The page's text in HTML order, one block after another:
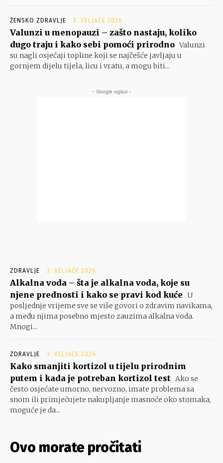
ŽENSKO ZDRAVLJE 5. VELJAČE 2026.
Valunzi u menopauzi – zašto nastaju, koliko
dugo traju i kako sebi pomoći prirodno Valunzi
su nagli osjećaji topline koji se najčešće javljaju u
gornjem dijelu tijela, licu i vratu, a mogu biti...
- Google oglasi -
ZDRAVLJE 3. VELJAČE 2026.
Alkalna voda – šta je alkalna voda, koje su
njene prednosti i kako se pravi kod kuće U
posljednje vrijeme sve se više govori o zdravim navikama,
a među njima posebno mjesto zauzima alkalna voda.
Mnogi...
ZDRAVLJE 3. VELJAČE 2026.
Kako smanjiti kortizol u tijelu prirodnim
putem i kada je potreban kortizol test Ako se
često osjećate umorno, nervozno, imate problema sa
snom ili primjećujete nakupljanje masnoće oko stomaka,
moguće je da...
Ovo morate pročitati